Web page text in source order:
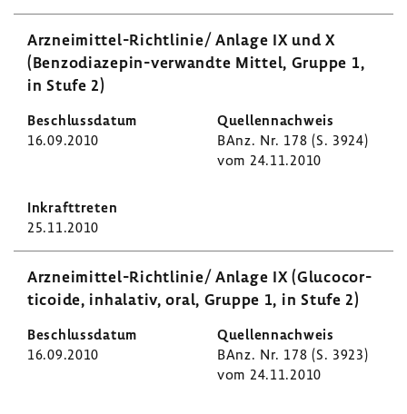
Arzneimittel-​Richtlinie/ Anlage IX und X
(Benzodiazepin-​verwandte Mittel, Gruppe 1,
in Stufe 2)
16.09.2010
BAnz. Nr. 178 (S. 3924)
vom 24.11.2010
25.11.2010
Arzneimittel-​Richtlinie/ Anlage IX (Gluco­cor­
ti­coide, inha­lativ, oral, Gruppe 1, in Stufe 2)
16.09.2010
BAnz. Nr. 178 (S. 3923)
vom 24.11.2010